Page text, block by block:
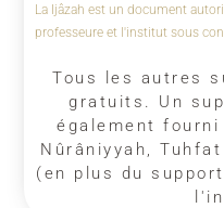
La Ijâzah est un document
professeure et l'institut sous
Tous les autres
gratuits. Un
également
Nûrâniyyah,
(en plus du